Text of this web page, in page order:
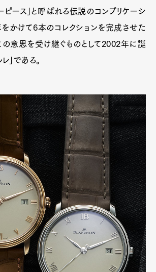
ーピース」と呼ばれる伝説のコンプリケーシ
をかけて6本のコレクションを完成させた
の意思を受け継ぐものとして2002年に誕
」である。